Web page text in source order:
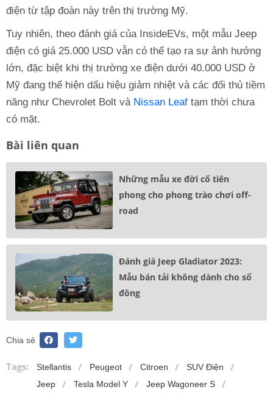
điện từ tập đoàn này trên thị trường Mỹ.
Tuy nhiên, theo đánh giá của InsideEVs, một mẫu Jeep
điện có giá 25.000 USD vẫn có thể tạo ra sự ảnh hưởng
lớn, đặc biệt khi thị trường xe điện dưới 40.000 USD ở
Mỹ đang thể hiện dấu hiệu giảm nhiệt và các đối thủ tiềm
năng như Chevrolet Bolt và Nissan Leaf tạm thời chưa
có mặt.
Bài liên quan
Những mẫu xe đời cổ tiên
phong cho phong trào chơi off-
road
Đánh giá Jeep Gladiator 2023:
Mẫu bán tải không dành cho số
đông
Chia sẻ
Tags: Stellantis Peugeot Citroen
SUV Điện
Jeep
Tesla Model Y
Jeep Wagoneer S